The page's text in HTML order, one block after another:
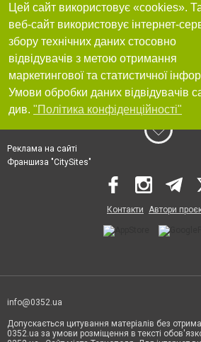
Цей сайт використовує «cookies».
веб-сайт використовує інтернет-
збору технічних даних стосовно
відвідувачів з метою отримання
маркетингової та статистичної
Умови обробки даних відвідувачів
див. "Політика конфіденційності"
Реклама на сайті
Франшиза "CitySites"
Контакти Автори
info@0352.ua
Допускається цитування матеріалів без
0352.ua за умови розміщення в тексті